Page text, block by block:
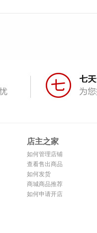
店主之家
如何管理店铺
查看售出商品
如何发货
商城商品推荐
如何申请开店